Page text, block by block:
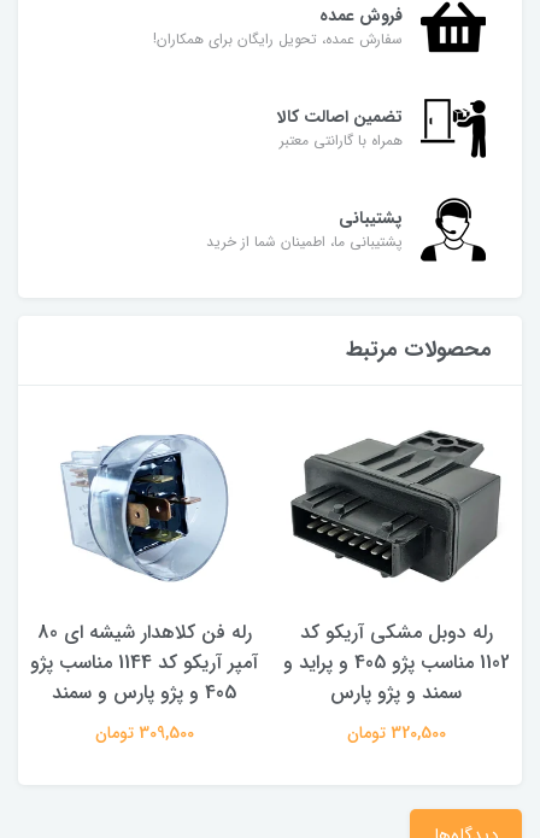
فروش عمده
سفارش عمده، تحویل رایگان برای همکاران!
تضمین اصالت کالا
همراه با گارانتی معتبر
پشتیبانی
پشتیبانی ما، اطمینان شما از خرید
محصولات مرتبط
رله دوبل مشکی آریکو کد
1102 مناسب پژو 405 و پراید و
سمند و پژو پارس
320,500 تومان
رله فن کلاهدار شیشه ای 80
آمپر آریکو کد 1144 مناسب پژو
405 و پژو پارس و سمند
309,500 تومان